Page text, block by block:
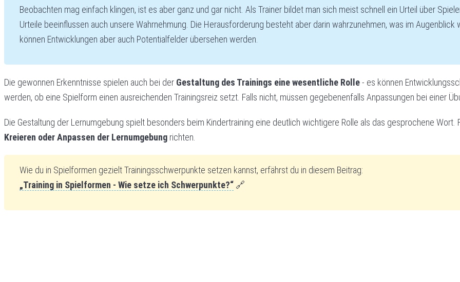
Beobachten mag einfach klingen, ist es aber ganz und gar nicht. Als Trainer bildet man sich meist schnell ein Urteil über
Urteile beeinflussen auch unsere Wahrnehmung. Die Herausforderung besteht aber darin wahrzunehmen, was im
können Entwicklungen aber auch Potentialfelder übersehen werden.
Die gewonnen Erkenntnisse spielen auch bei der Gestaltung des Trainings eine wesentliche Rolle- es können
werden, ob eine Spielform einen ausreichenden Trainingsreiz setzt. Falls nicht, müssen gegebenenfalls Anpassungen bei einer
Die Gestaltung der Lernumgebung spielt besonders beim Kindertraining eine deutlich wichtigere Rolle als das gesprochene Wort.
Kreieren oder Anpassen der Lernumgebung richten.
Wie du in Spielformen gezielt Trainingsschwerpunkte setzen kannst, erfährst du in diesem Beitrag:
„Training in Spielformen - Wie setze ich Schwerpunkte?“ 🔗